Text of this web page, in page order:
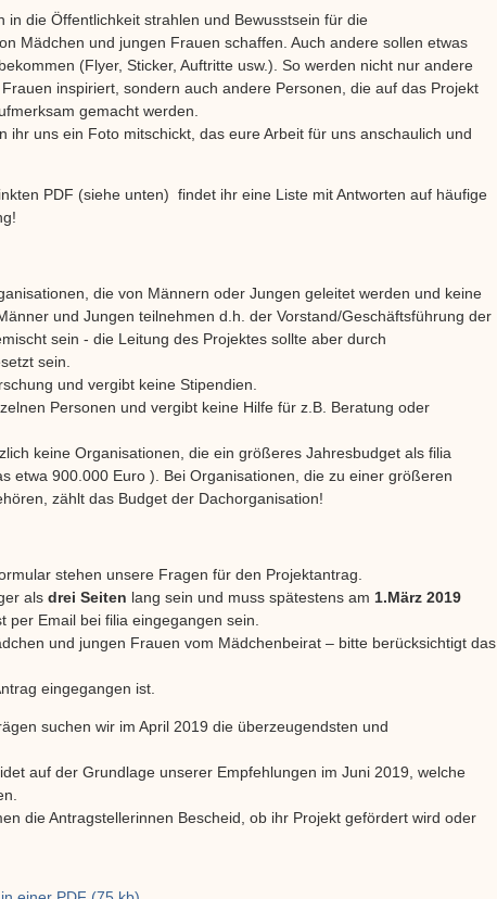
in die Öffentlichkeit strahlen und Bewusstsein für die
Mädchen und jungen Frauen schaffen. Auch andere sollen etwas
(Flyer, Sticker, Auftritte usw.). So werden nicht nur andere
inspiriert, sondern auch andere Personen, die auf das Projekt
gemacht werden.
ihr uns ein Foto mitschickt, das eure Arbeit für uns anschaulich und
PDF (siehe unten) findet ihr eine Liste mit Antworten auf häufige
die von Männern oder Jungen geleitet werden und keine
und Jungen teilnehmen d.h. der Vorstand/Geschäftsführung der
sein - die Leitung des Projektes sollte aber durch
sein.
und vergibt keine Stipendien.
Personen und vergibt keine Hilfe für z.B. Beratung oder
keine Organisationen, die ein größeres Jahresbudget als filia
etwa 900.000 Euro ). Bei Organisationen, die zu einer größeren
zählt das Budget der Dachorganisation!
stehen unsere Fragen für den Projektantrag.
als drei Seiten lang sein und muss spätestens am 1.März 2019
per Email bei filia eingegangen sein.
und jungen Frauen vom Mädchenbeirat – bitte berücksichtigt das
eingegangen ist.
suchen wir im April 2019 die überzeugendsten und
auf der Grundlage unserer Empfehlungen im Juni 2019, welche
die Antragstellerinnen Bescheid, ob ihr Projekt gefördert wird oder